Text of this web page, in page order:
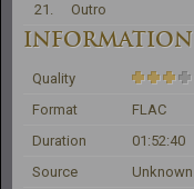
21.
Outro
INFORMATION
Quality
Format
FLAC
Duration
01:52:40
Source
Unknown